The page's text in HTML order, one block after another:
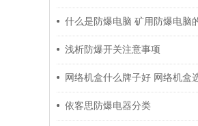
浅析防爆开关注意事项
依客思防爆电器分类